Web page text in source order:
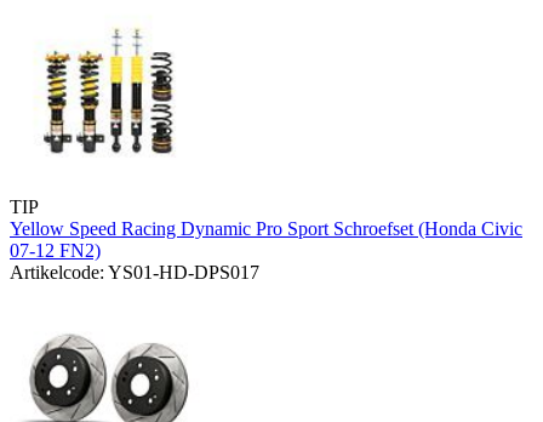
TIP
Yellow Speed Racing Dynamic Pro Sport Schroefset (Honda Civic
07-12 FN2)
Artikelcode: YS01-HD-DPS017